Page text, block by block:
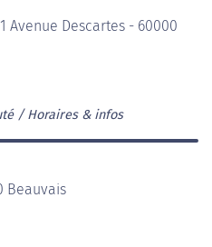
Avenue Descartes - 60000
Horaires & infos
Beauvais